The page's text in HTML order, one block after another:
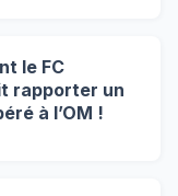
le FC
rapporter un
à l’OM !